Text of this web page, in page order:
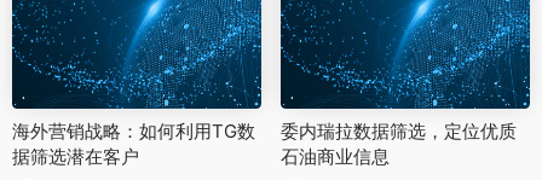
海外营销战略：如何利用TG数
据筛选潜在客户
委内瑞拉数据筛选，定位优质
石油商业信息